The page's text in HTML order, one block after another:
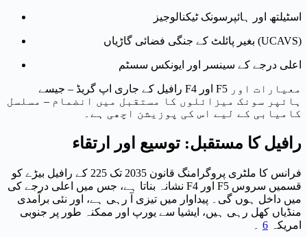
اسٹیلتھ اور ہائپرسونک ٹیکنالوجیز
بغیر پائلٹ کے جنگی فضائی گاڑیاں (UCAVS)
اعلی درجے کے سینسر اور ایونکس سسٹم
رافیل کے جاری اپ گریڈ – جیسے F4 اور F5 معیارات اور
ہائپر سونک میزائلوں کا مستقبل میں انضمام – مسلسل
کامیابی کے لیے اس کی پوزیشن اچھی ہے۔
رافیل کا مستقبل: توسیع اور ارتقاء
فرانس کا ملٹری پروگرامنگ قانون 2035 تک 225 کے رافیل بیڑے کو
نشانہ بناتا ہے، جس میں اعلی درجے کی F4 اور F5 قسمیں سروس
میں داخل ہوں گی۔ پیداوار میں تیزی آ رہی ہے، اور نئی برآمدی
منڈیاں کھل رہی ہیں، ایشیا سے یورپ اور ممکنہ طور پر جنوبی
امریکہ 6